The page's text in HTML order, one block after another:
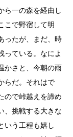
ら一の森を経由し
こで野宿して明
ったが、まだ、時
っている。なによ
かさと、今朝の雨
らだ。それはで
ので峠越えを諦め
、挑戦する大きな
いう工程も嬉し